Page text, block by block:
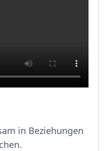
in Beziehungen